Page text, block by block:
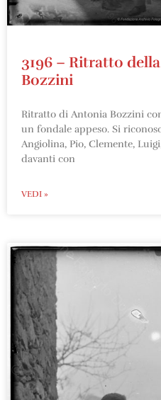
3196 – Ritratto
Bozzini
Ritratto di Antonia Bozzini
un fondale appeso. Si
Angiolina, Pio, Clemente,
davanti con
VEDI »